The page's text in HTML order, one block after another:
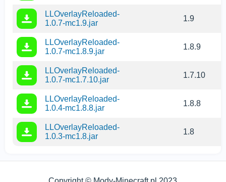
LLOverlayReloaded-
1.0.7-mc1.9.jar
1.9
LLOverlayReloaded-
1.0.7-mc1.8.9.jar
1.8.9
LLOverlayReloaded-
1.0.7-mc1.7.10.jar
1.7.10
LLOverlayReloaded-
1.0.4-mc1.8.8.jar
1.8.8
LLOverlayReloaded-
1.0.3-mc1.8.jar
1.8
Używamy plików cookies
najlepsze doświadczenia na naszej stronie.